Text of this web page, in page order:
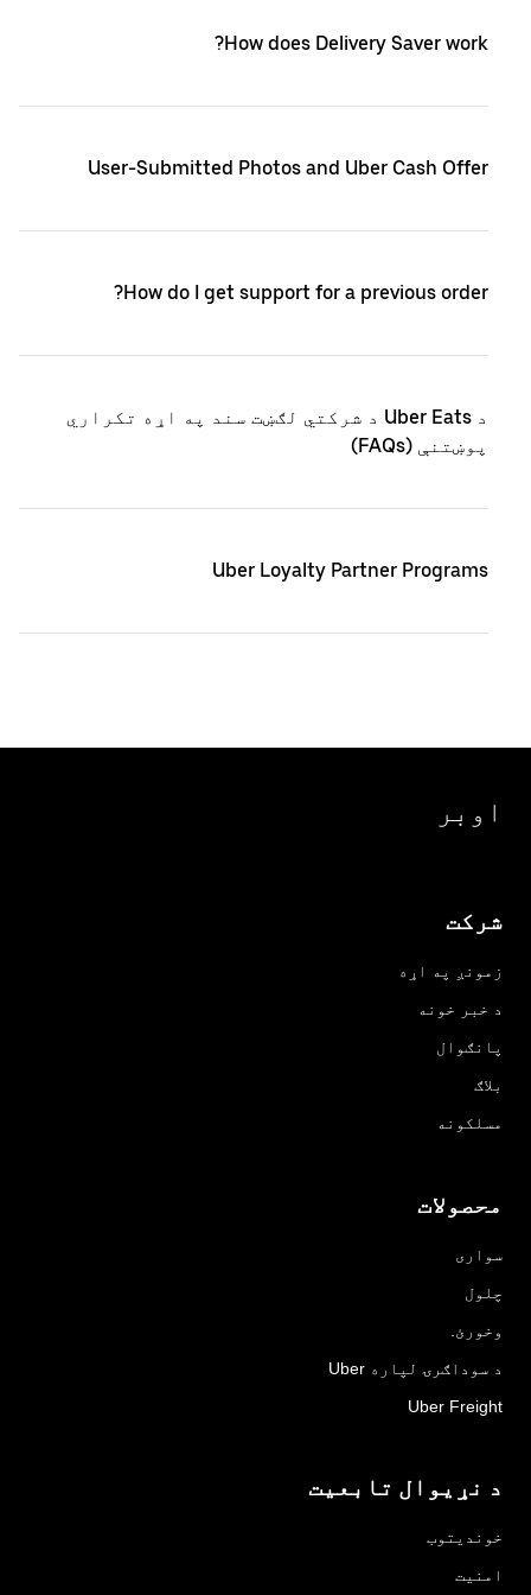
How does Delivery Saver work?
User-Submitted Photos and Uber Cash Offer
How do I get support for a previous order?
د Uber Eats د شرکتي لګښت سند په اړه تکراري
پوښتنې (FAQs)
Uber Loyalty Partner Programs
اوبر
شرکت
زمونږ په اړه
د خبر خونه
پانګوال
بلاګ
مسلکونه
محصولات
سواری
چلول
وخورئ.
د سوداګرۍ لپاره Uber
Uber Freight
د نړیوال تابعیت
خوندیتوب
امنیت